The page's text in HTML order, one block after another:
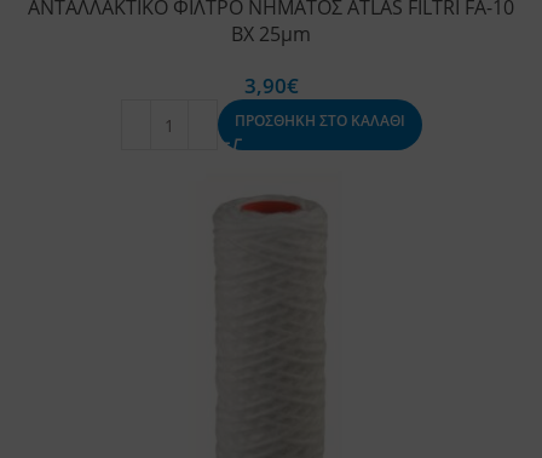
ΑΝΤΑΛΛΑΚΤΙΚΟ ΦΙΛΤΡΟ ΝΗΜΑΤΟΣ ATLAS FILTRI FA-10
BX 25μm
3,90€
ΠΡΟΣΘΗΚΗ ΣΤΟ ΚΑΛΑΘΙ